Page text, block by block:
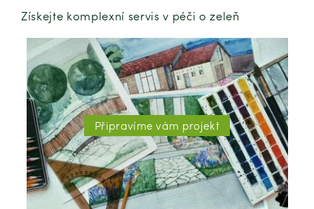
Získejte komplexní servis v péči o zeleň
Připravíme vám projekt